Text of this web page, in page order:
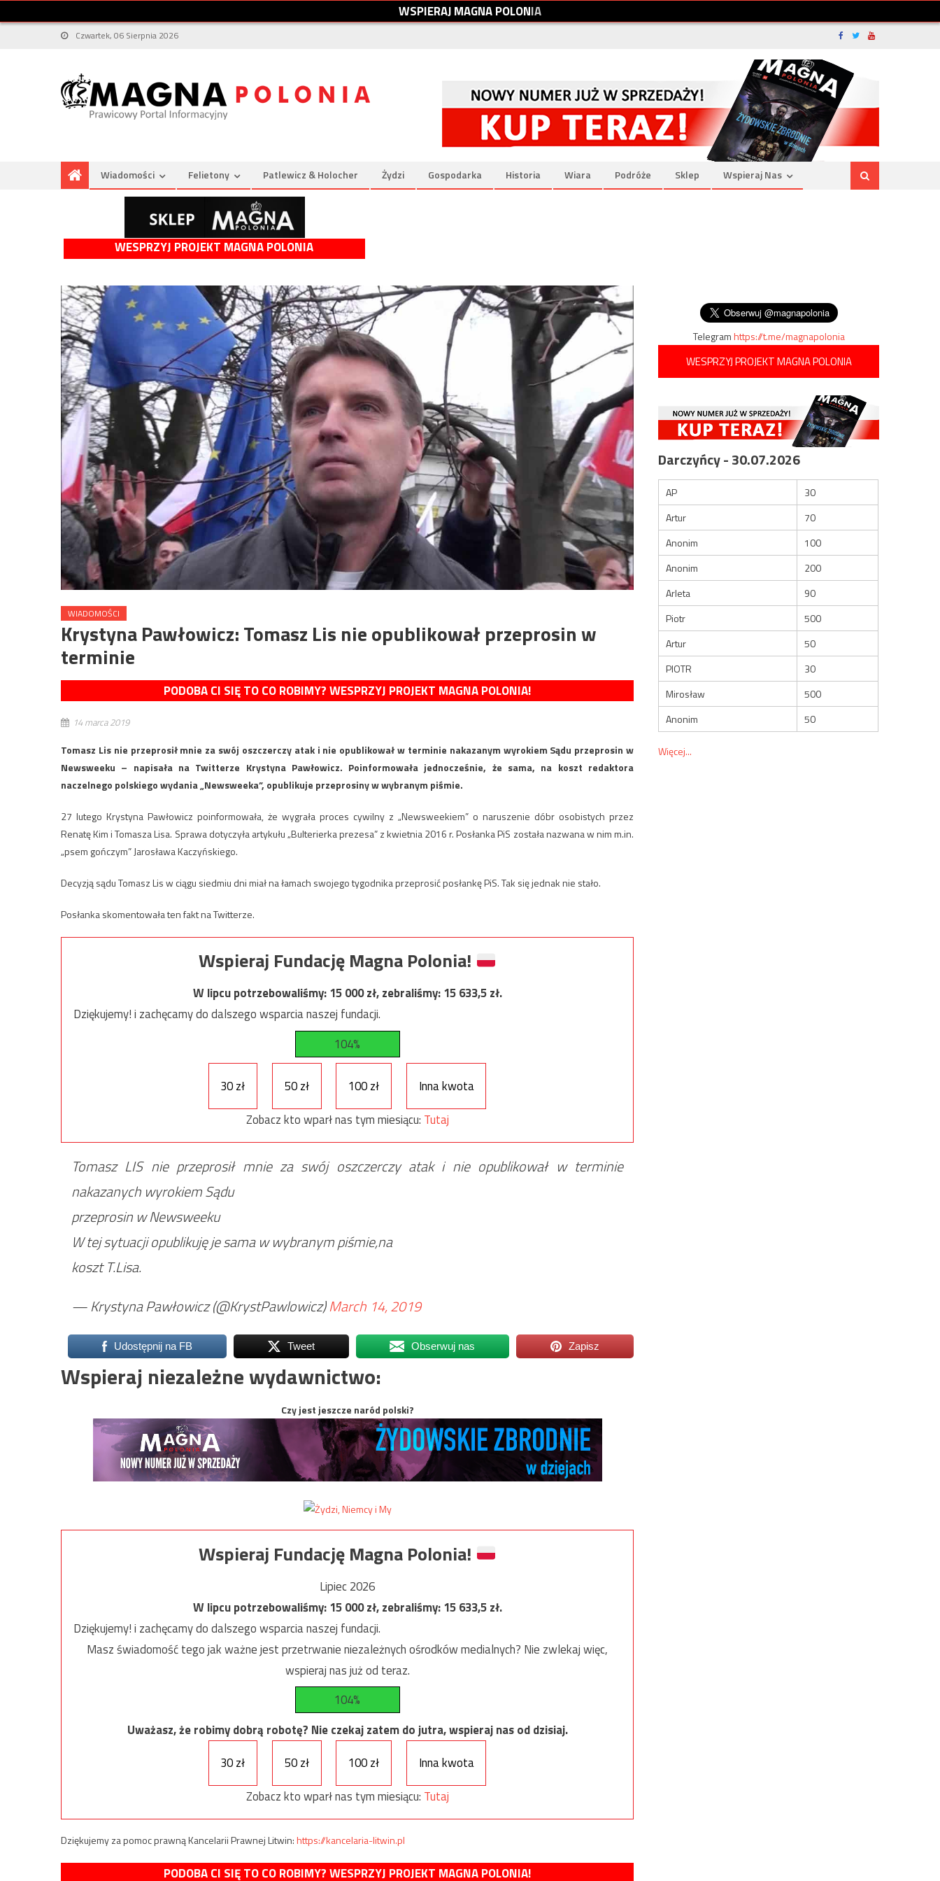
WSPIERAJMAGNAPOLONIA
Czwartek, 06 Sierpnia 2026
Wiadomości Felietony Patlewicz & Holocher Żydzi Gospodarka Historia Wiara Podróże Sklep Wspieraj Nas
WESPRZYJ PROJEKT MAGNA POLONIA
WIADOMOŚCI
Krystyna Pawłowicz: Tomasz Lis nie opublikował przeprosin w
terminie
PODOBA CI SIĘ TO CO ROBIMY? WESPRZYJ PROJEKT MAGNA POLONIA!
14 marca 2019
Tomasz Lis nie przeprosił mnie za swój oszczerczy atak i nie opublikował w terminie nakazanym wyrokiem Sądu przeprosin w
Newsweeku – napisała na Twitterze Krystyna Pawłowicz. Poinformowała jednocześnie, że sama, na koszt redaktora
naczelnego polskiego wydania „Newsweeka”, opublikuje przeprosiny w wybranym piśmie.
27 lutego Krystyna Pawłowicz poinformowała, że wygrała proces cywilny z „Newsweekiem” o naruszenie dóbr osobistych przez
Renatę Kim i Tomasza Lisa. Sprawa dotyczyła artykułu „Bulterierka prezesa” z kwietnia 2016 r. Posłanka PiS została nazwana w nim m.in.
„psem gończym” Jarosława Kaczyńskiego.
Decyzją sądu Tomasz Lis w ciągu siedmiu dni miał na łamach swojego tygodnika przeprosić posłankę PiS. Tak się jednak nie stało.
Posłanka skomentowała ten fakt na Twitterze.
Wspieraj Fundację Magna Polonia!
W lipcu potrzebowaliśmy:15 000zł, zebraliśmy:15 633,5zł.
Dziękujemy! i zachęcamy do dalszego wsparcia naszej fundacji.
104%
30 zł 50 zł 100 zł
Inna kwota
Zobacz kto wparł nas tym miesiącu: Tutaj
Tomasz LIS nie przeprosił mnie za swój oszczerczy atak i nie opublikował w terminie
nakazanych wyrokiem Sądu
przeprosin w Newsweeku
W tej sytuacji opublikuję je sama w wybranym piśmie,na
koszt T.Lisa.
— Krystyna Pawłowicz (@KrystPawlowicz)March 14, 2019
Udostępnij na FB Tweet Obserwuj nas Zapisz
Wspieraj niezależne wydawnictwo:
Czy jest jeszcze naród polski?
Wspieraj Fundację Magna Polonia!
Lipiec 2026
W lipcu potrzebowaliśmy:15 000zł, zebraliśmy:15 633,5zł.
Dziękujemy! i zachęcamy do dalszego wsparcia naszej fundacji.
Masz świadomość tego jak ważne jest przetrwanie niezależnych ośrodków medialnych? Nie zwlekaj więc,
wspieraj nas już od teraz.
104%
Uważasz, że robimy dobrą robotę? Nie czekaj zatem do jutra, wspieraj nas od dzisiaj.
30 zł
50 zł 100 zł
Inna kwota
Zobacz kto wparł nas tym miesiącu: Tutaj
Dziękujemy za pomoc prawną Kancelarii Prawnej Litwin:https://kancelaria-litwin.pl
PODOBA CI SIĘ TO CO ROBIMY? WESPRZYJ PROJEKT MAGNA POLONIA!
Telegramhttps://t.me/magnapolonia
WESPRZYJ PROJEKT MAGNA POLONIA
Darczyńcy - 30.07.2026
AP
30
Artur
70
Anonim
100
Anonim
200
Arleta
90
Piotr
500
Artur
50
PIOTR
30
Mirosław
500
Anonim
50
Więcej...